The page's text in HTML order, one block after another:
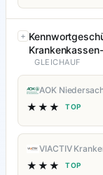
GLEICHAUF
AOK
★★★ TOP
VIACTIV
★★★ TOP